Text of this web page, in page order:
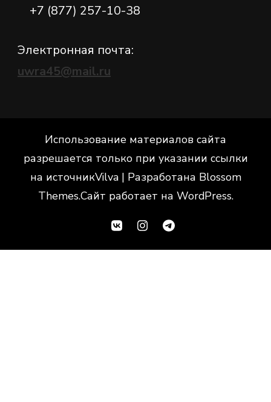
+7 (877) 257-10-38
Электронная почта:
uwra45@mail.ru
Использование материалов сайта
разрешается только при указании ссылки
на источникVilva | Разработана Blossom
Themes.Сайт работает на WordPress.